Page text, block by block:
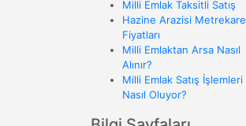
Milli Emlak Taksitli Satış
Hazine Arazisi Metrekare
Fiyatları
Milli Emlaktan Arsa Nasıl
Alınır?
Milli Emlak Satış İşlemleri
Nasıl Oluyor?